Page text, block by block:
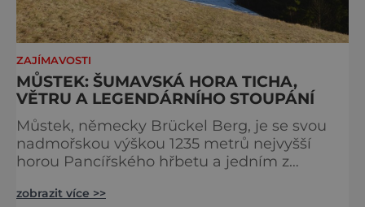
ZAJÍMAVOSTI
MŮSTEK: ŠUMAVSKÁ HORA TICHA,
VĚTRU A LEGENDÁRNÍHO STOUPÁNÍ
Můstek, německy Brückel Berg, je se svou
nadmořskou výškou 1235 metrů nejvyšší
horou Pancířského hřbetu a jedním z
Šumavy. Přestože nestojí v centru hlavních
zobrazit více >>